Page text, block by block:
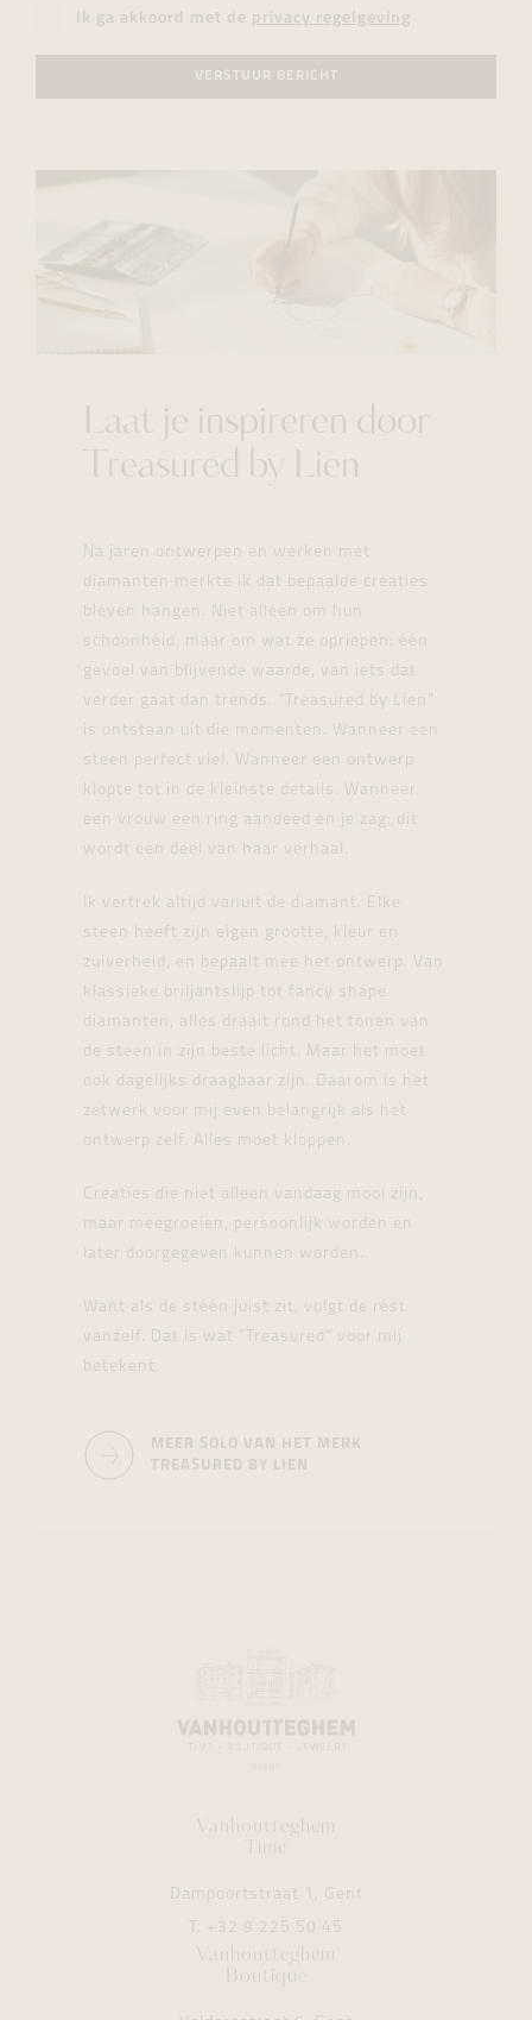
Ik ga akkoord met de privacy regelgeving
VERSTUUR BERICHT
Laat je inspireren door
Treasured by Lien
Na jaren ontwerpen en werken met
diamanten merkte ik dat bepaalde creaties
bleven hangen. Niet alleen om hun
schoonheid, maar om wat ze opriepen: een
gevoel van blijvende waarde, van iets dat
verder gaat dan trends. “Treasured by Lien”
is ontstaan uit die momenten. Wanneer een
steen perfect viel. Wanneer een ontwerp
klopte tot in de kleinste details. Wanneer
een vrouw een ring aandeed en je zag: dit
wordt een deel van haar verhaal.
Ik vertrek altijd vanuit de diamant. Elke
steen heeft zijn eigen grootte, kleur en
zuiverheid, en bepaalt mee het ontwerp. Van
klassieke briljantslijp tot fancy shape
diamanten, alles draait rond het tonen van
de steen in zijn beste licht. Maar het moet
ook dagelijks draagbaar zijn. Daarom is het
zetwerk voor mij even belangrijk als het
ontwerp zelf. Alles moet kloppen.
Creaties die niet alleen vandaag mooi zijn,
maar meegroeien, persoonlijk worden en
later doorgegeven kunnen worden.
Want als de steen juist zit, volgt de rest
vanzelf. Dat is wat “Treasured” voor mij
betekent.
MEER SOLO VAN HET MERK
TREASURED BY LIEN
Vanhoutteghem
Time
Dampoortstraat 1, Gent
T. +32 9 225 50 45
Vanhoutteghem
Boutique